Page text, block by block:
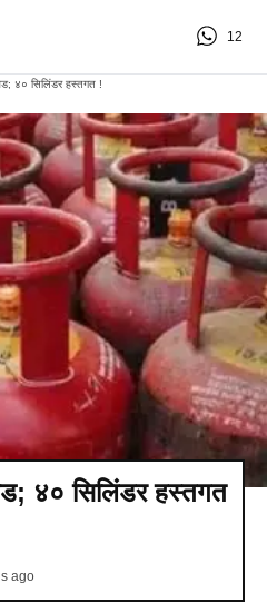
12
४० सिलिंडर हस्तगत !
४० सिलिंडर हस्तगत
ago